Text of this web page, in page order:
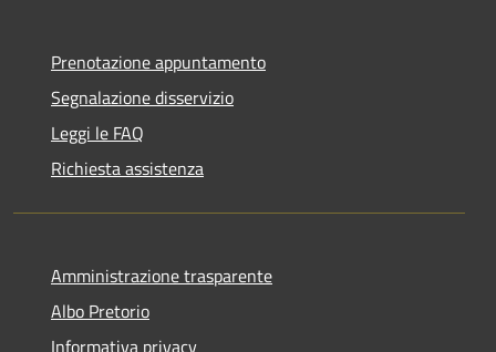
Prenotazione appuntamento
Segnalazione disservizio
Leggi le FAQ
Richiesta assistenza
Amministrazione trasparente
Albo Pretorio
Informativa privacy